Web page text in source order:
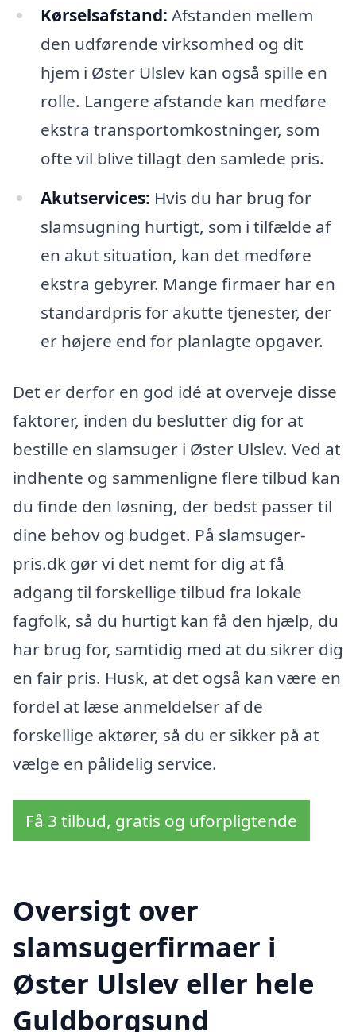
Kørselsafstand: Afstanden mellem
den udførende virksomhed og dit
hjem i Øster Ulslev kan også spille en
rolle. Langere afstande kan medføre
ekstra transportomkostninger, som
ofte vil blive tillagt den samlede pris.
Akutservices: Hvis du har brug for
slamsugning hurtigt, som i tilfælde af
en akut situation, kan det medføre
ekstra gebyrer. Mange firmaer har en
standardpris for akutte tjenester, der
er højere end for planlagte opgaver.
Det er derfor en god idé at overveje disse
faktorer, inden du beslutter dig for at
bestille en slamsuger i Øster Ulslev. Ved at
indhente og sammenligne flere tilbud kan
du finde den løsning, der bedst passer til
dine behov og budget. På slamsuger-
pris.dk gør vi det nemt for dig at få
adgang til forskellige tilbud fra lokale
fagfolk, så du hurtigt kan få den hjælp, du
har brug for, samtidig med at du sikrer dig
en fair pris. Husk, at det også kan være en
fordel at læse anmeldelser af de
forskellige aktører, så du er sikker på at
vælge en pålidelig service.
Få 3 tilbud, gratis og uforpligtende
Oversigt over
slamsugerfirmaer i
Øster Ulslev eller hele
Guldborgsund